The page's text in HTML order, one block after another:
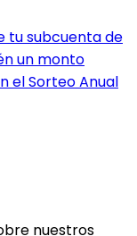
tu subcuenta de
un monto
el Sorteo Anual
nuestros